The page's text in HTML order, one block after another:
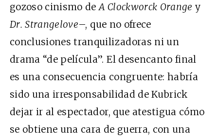
gozoso cinismo deA Clockworck Orange y
Dr. Strangelove–, que no ofrece
conclusiones tranquilizadoras ni un
drama “de película”. El desencanto final
es una consecuencia congruente: habría
sido una irresponsabilidad de Kubrick
dejar ir al espectador, que atestigua cómo
se obtiene una cara de guerra, con una